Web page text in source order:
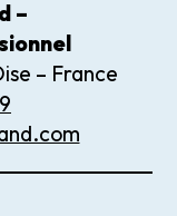
–
– France